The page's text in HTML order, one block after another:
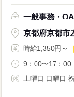
一般事務・
京都府京都市
時給1,350円～
9：00〜17：00
土曜日 日曜日